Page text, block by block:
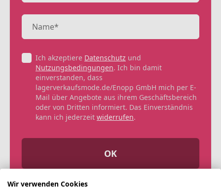
Ich akzeptiere Datenschutz und
Nutzungsbedingungen. Ich bin damit
einverstanden, dass
lagerverkaufsmode.de/Enopp GmbH mich per E-
Mail über Angebote aus ihrem Geschäftsbereich
oder von Dritten informiert. Das Einverständnis
kann ich jederzeit widerrufen.
OK
Wir verwenden Cookies